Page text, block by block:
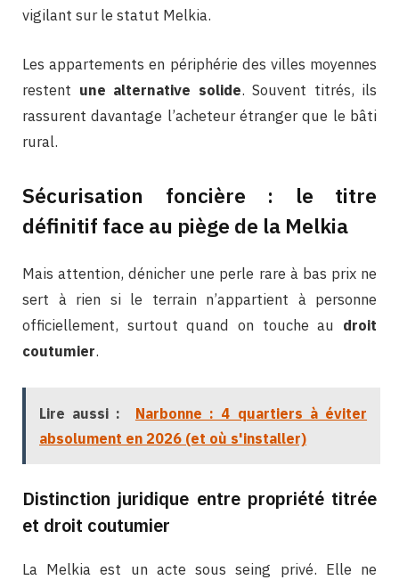
vigilant sur le statut Melkia.
Les appartements en périphérie des villes moyennes
restent une alternative solide. Souvent titrés, ils
rassurent davantage l’acheteur étranger que le bâti
rural.
Sécurisation foncière : le titre
définitif face au piège de la Melkia
Mais attention, dénicher une perle rare à bas prix ne
sert à rien si le terrain n’appartient à personne
officiellement, surtout quand on touche au droit
coutumier.
Lire aussi :
Narbonne : 4 quartiers à éviter
absolument en 2026 (et où s'installer)
Distinction juridique entre propriété titrée
et droit coutumier
La Melkia est un acte sous seing privé. Elle ne